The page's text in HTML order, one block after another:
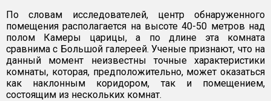
По словам исследователей, центр обнаруженного
помещения располагается на высоте 40-50 метров над
полом Камеры царицы, а по длине эта комната
сравнима с Большой галереей. Ученые признают, что на
данный момент неизвестны точные характеристики
комнаты, которая, предположительно, может оказаться
как наклонным коридором, так и помещением,
состоящим из нескольких комнат.